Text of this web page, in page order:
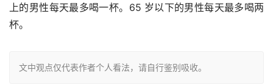
上的男性每天最多喝一杯。65 岁以下的男性每天最多喝两
杯。
文中观点仅代表作者个人看法，请自行鉴别吸收。